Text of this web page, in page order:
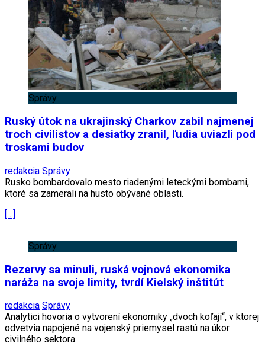
Správy
Ruský útok na ukrajinský Charkov zabil najmenej
troch civilistov a desiatky zranil, ľudia uviazli pod
troskami budov
redakcia Správy
Rusko bombardovalo mesto riadenými leteckými bombami,
ktoré sa zamerali na husto obývané oblasti.
[…]
Správy
Rezervy sa minuli, ruská vojnová ekonomika
naráža na svoje limity, tvrdí Kielský inštitút
redakcia Správy
Analytici hovoria o vytvorení ekonomiky „dvoch koľají“, v ktorej
odvetvia napojené na vojenský priemysel rastú na úkor
civilného sektora.